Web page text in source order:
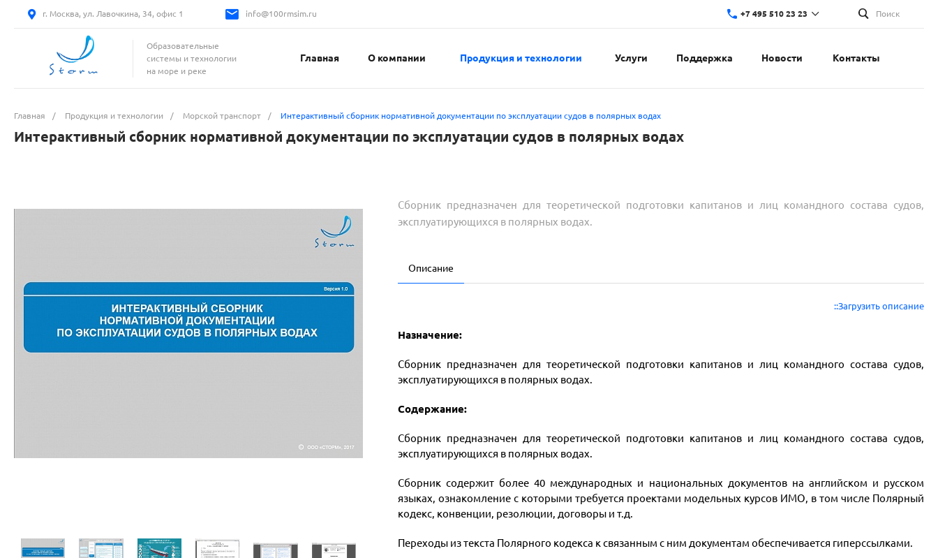
г. Москва, ул. Лавочкина, 34, офис 1 info@100rmsim.ru +7 495 510 23 23 Поиск
Образовательные
системы и технологии
на море и реке
Главная О компании Продукция и технологии Услуги Поддержка Новости Контакты
Главная / Продукция и технологии / Морской транспорт / Интерактивный сборник нормативной документации по эксплуатации судов в полярных водах
Интерактивный сборник нормативной документации по эксплуатации судов в полярных водах
Сборник предназначен для теоретической подготовки капитанов и лиц командного состава судов,
эксплуатирующихся в полярных водах.
Описание
::Загрузить описание
Назначение:
Сборник предназначен для теоретической подготовки капитанов и лиц командного состава судов,
эксплуатирующихся в полярных водах.
Содержание:
Сборник предназначен для теоретической подготовки капитанов и лиц командного состава судов,
эксплуатирующихся в полярных водах.
Сборник содержит более 40 международных и национальных документов на английском и русском
языках, ознакомление с которыми требуется проектами модельных курсов ИМО, в том числе Полярный
кодекс, конвенции, резолюции, договоры и т.д.
Переходы из текста Полярного кодекса к связанным с ним документам обеспечивается гиперссылками.